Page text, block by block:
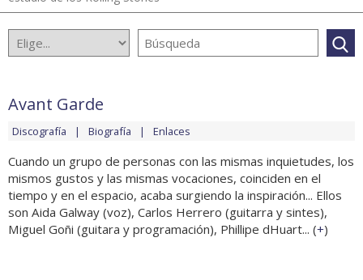
Avant Garde
Discografía Biografía Enlaces
Cuando un grupo de personas con las mismas inquietudes, los
mismos gustos y las mismas vocaciones, coinciden en el
tiempo y en el espacio, acaba surgiendo la inspiración... Ellos
son Aida Galway (voz), Carlos Herrero (guitarra y sintes),
Miguel Goñi (guitara y programación), Phillipe dHuart... (+)